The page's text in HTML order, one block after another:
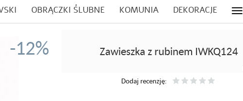
OBRĄCZKI ŚLUBNE KOMUNIA DEKORACJE
-12% Zawieszka z rubinem IWKQ124
Dodaj recenzję: